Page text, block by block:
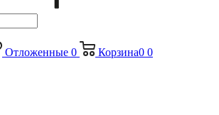
Отложенные 0 Корзина0 0